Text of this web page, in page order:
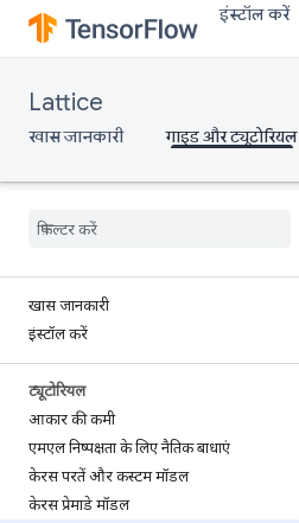
इंस्टॉल करें
Lattice
खास जानकारी गाइड और ट्यूटोरियल
खास जानकारी
इंस्टॉल करें
ट्यूटोरियल
आकार की कमी
एमएल निष्पक्षता के लिए नैतिक बाधाएं
केरस परतें और कस्टम मॉडल
केरस प्रेमाडे मॉडल